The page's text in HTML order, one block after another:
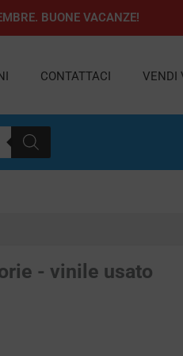
BUONE VACANZE!
CONTATTACI VENDI
- vinile usato